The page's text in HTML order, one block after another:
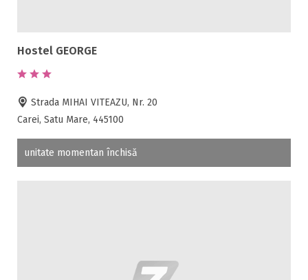
Hostel GEORGE
Strada MIHAI VITEAZU, Nr. 20
Carei, Satu Mare, 445100
unitate momentan închisă